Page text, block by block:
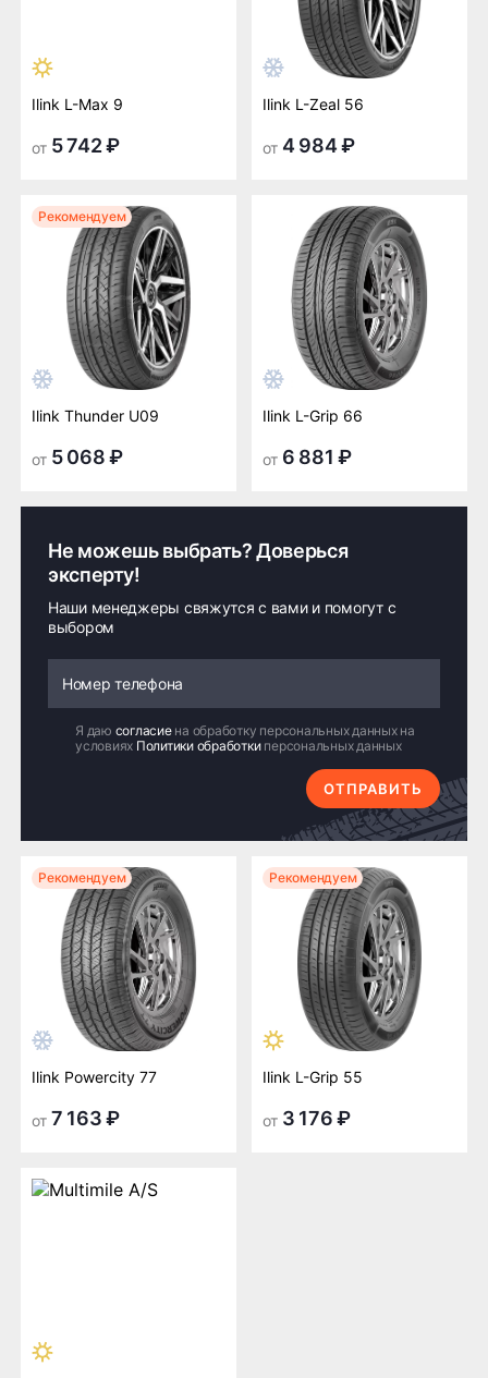
Ilink L-Max 9
от 5 742 ₽
Ilink L-Zeal 56
от 4 984 ₽
Рекомендуем
Ilink Thunder U09
от 5 068 ₽
Ilink L-Grip 66
от 6 881 ₽
Рекомендуем
Ilink Powercity 77
от 7 163 ₽
Рекомендуем
Ilink L-Grip 55
от 3 176 ₽
Не можешь выбрать? Доверься
эксперту!
Наши менеджеры свяжутся с вами и помогут с
выбором
Я даю согласие на обработку персональных данных на
условиях Политики обработки персональных данных
ОТПРАВИТЬ